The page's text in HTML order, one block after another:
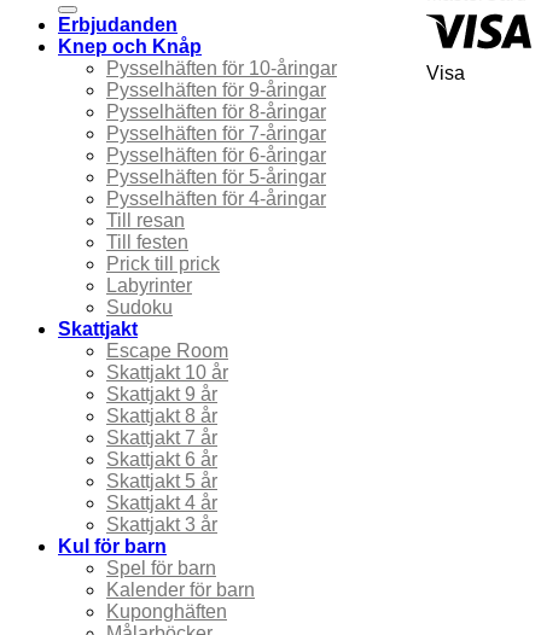
Visa
Erbjudanden
Knep och Knåp
Pysselhäften för 10-åringar
Pysselhäften för 9-åringar
Pysselhäften för 8-åringar
Pysselhäften för 7-åringar
Pysselhäften för 6-åringar
Pysselhäften för 5-åringar
Pysselhäften för 4-åringar
Till resan
Till festen
Prick till prick
Labyrinter
Sudoku
Skattjakt
Escape Room
Skattjakt 10 år
Skattjakt 9 år
Skattjakt 8 år
Skattjakt 7 år
Skattjakt 6 år
Skattjakt 5 år
Skattjakt 4 år
Skattjakt 3 år
Kul för barn
Spel för barn
Kalender för barn
Kuponghäften